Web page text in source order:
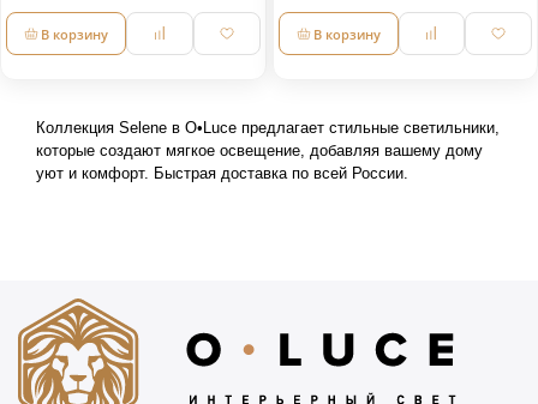
В корзину В корзину
Коллекция Selene в O•Luce предлагает стильные светильники,
которые создают мягкое освещение, добавляя вашему дому
уют и комфорт. Быстрая доставка по всей России.